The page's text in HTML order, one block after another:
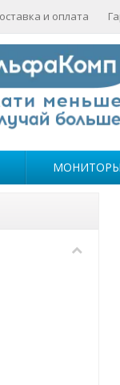
и оплата
МОНИТОРЫ